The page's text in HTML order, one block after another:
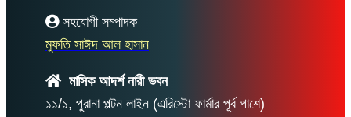
সহযোগী সম্পাদক
মুফতি সাঈদ আল হাসান
মাসিক আদর্শ নারী ভবন
১১/১, পুরানা পল্টন লাইন (এরিস্টো ফার্মার পূর্ব পাশে)